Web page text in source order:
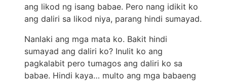
ang likod ng isang babae. Pero nang idikit ko
ang daliri sa likod niya, parang hindi sumayad.
Nanlaki ang mga mata ko. Bakit hindi
sumayad ang daliri ko? Inulit ko ang
pagkalabit pero tumagos ang daliri ko sa
babae. Hindi kaya… multo ang mga babaeng